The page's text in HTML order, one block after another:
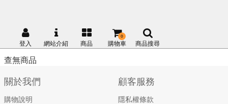
登入 網站介紹 商品 購物車
0
商品搜尋
查無商品
關於我們
購物說明
顧客服務
隱私權條款